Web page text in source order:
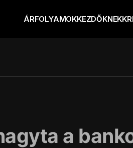
ÁRFOLYAMOKKEZDŐKNEK
a